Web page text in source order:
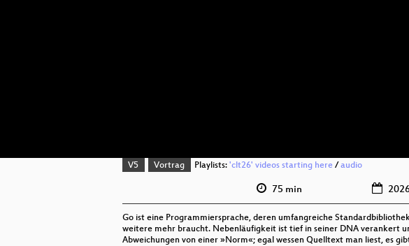
V5 Vortrag Playlists: 'clt26' videos starting here/ audio
75 min
Go ist eine Programmiersprache, deren umfangreiche
weitere mehr braucht. Nebenläufigkeit ist tief in seiner DNA verankert
Abweichungen von einer »Norm«; egal wessen Quelltext man liest, es